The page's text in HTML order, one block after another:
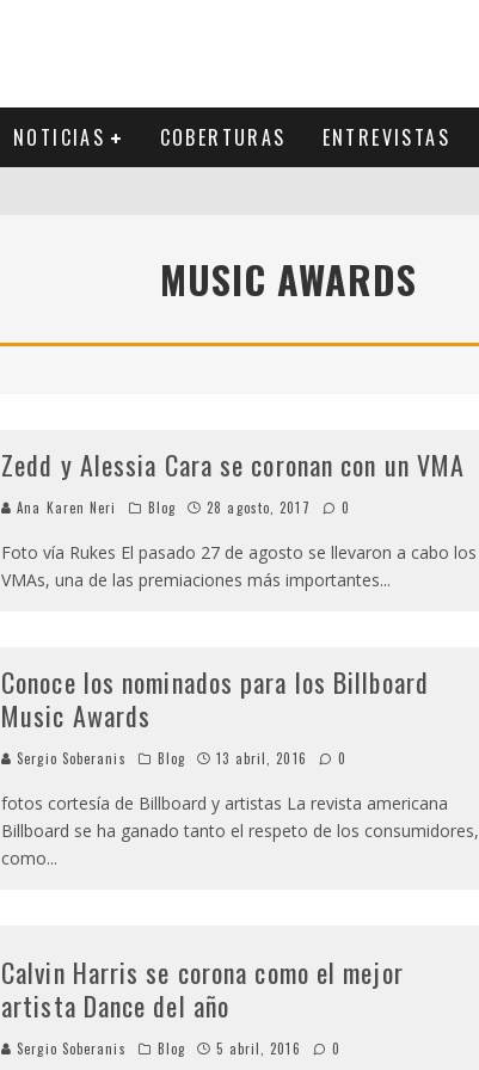
NOTICIAS COBERTURAS ENTREVISTAS
MUSIC AWARDS
Zedd y Alessia Cara se coronan con un VMA
Ana Karen Neri Blog 28 agosto, 2017 0
Foto vía Rukes El pasado 27 de agosto se llevaron a cabo los
VMAs, una de las premiaciones más importantes...
Conoce los nominados para los Billboard
Music Awards
Sergio Soberanis Blog 13 abril, 2016 0
fotos cortesía de Billboard y artistas La revista americana
Billboard se ha ganado tanto el respeto de los consumidores,
como...
Calvin Harris se corona como el mejor
artista Dance del año
Sergio Soberanis Blog 5 abril, 2016 0